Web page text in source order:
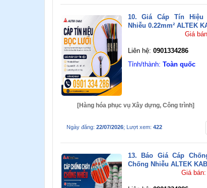
10. Giá Cáp Tín Hiệu
Nhiễu 0.22mm² ALTEK
Giá
Liên hệ: 0901334286
Tỉnh/thành: Toàn quốc
[Hàng hóa phục vụ Xây dựng, Công trình]
Ngày đăng: 22/07/2026; Lượt xem: 422
13. Báo Giá Cáp
Chống Nhiễu ALTEK
Giá